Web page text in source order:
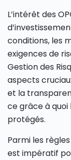
L’intérêt des
conditions, les
exigences de
Gestion des
aspects
et la
ce grâce à
protégés.
Parmi les
est impératif